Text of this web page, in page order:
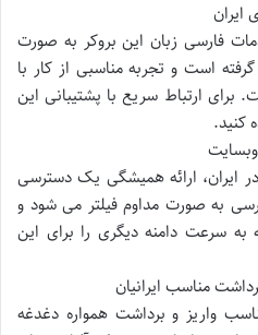
ایران
فارسی زبان این بروکر به صورت
گرفته است و تجربه مناسبی از کار با
برای ارتباط سریع با پشتیبانی این
کنید.
ایران، ارائه همیشگی یک دسترسی
به صورت مداوم فیلتر می شود و
سرعت دامنه دیگری را برای این
مناسب ایرانیان
واریز و برداشت همواره دغدغه